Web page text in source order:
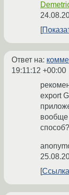
Ответ на:
19:11:12 +00:00
export
вообще
способ?
Ссылка